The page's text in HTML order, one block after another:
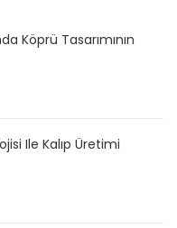
Köprü Tasarımının
Ile Kalıp Üretimi